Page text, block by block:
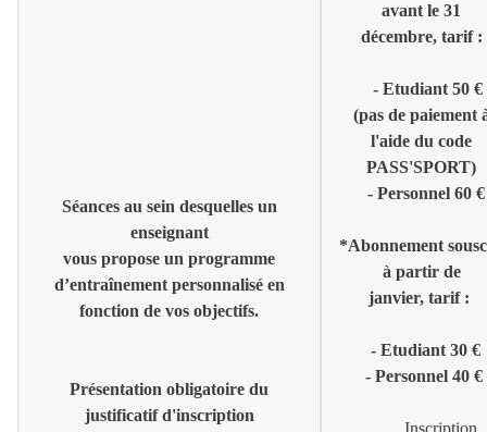
Séances au sein desquelles un
enseignant
vous propose un programme
d’entraînement personnalisé en
fonction de vos objectifs.
Présentation obligatoire du
justificatif d'inscription
avant le 31
décembre, tarif :
- Etudiant 50 €
(pas de paiement
l'aide du code
PASS'SPORT)
- Personnel 60 €
*Abonnement
à partir de
janvier, tarif :
- Etudiant 30 €
- Personnel 40 €
Inscription,